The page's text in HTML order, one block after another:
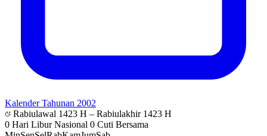
Kalender Tahunan 2002
Rabiulawal 1423 H – Rabiulakhir 1423 H
0 Hari Libur Nasional 0 Cuti Bersama